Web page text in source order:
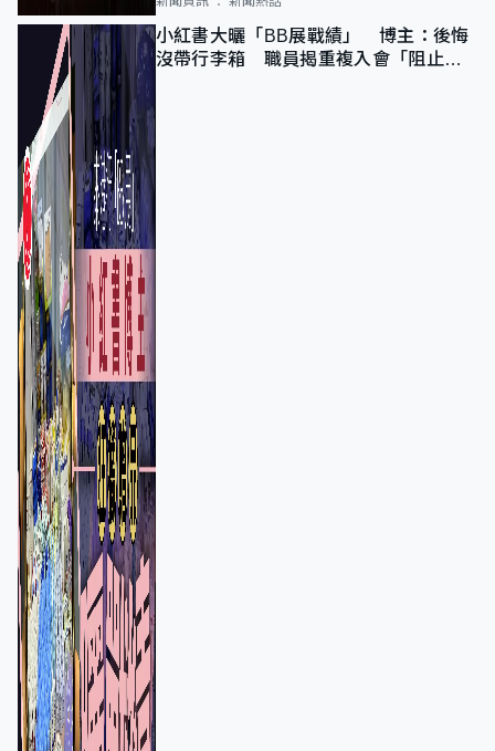
小紅書大曬「BB展戰績」 博主：後悔
沒帶行李箱 職員揭重複入會「阻止唔